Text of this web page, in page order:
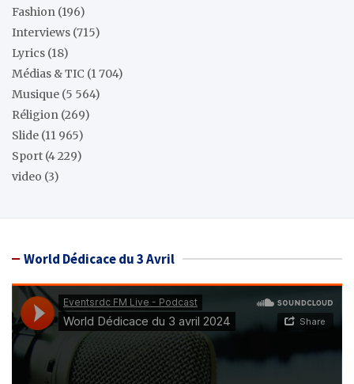
Fashion (196)
Interviews (715)
Lyrics (18)
Médias & TIC (1 704)
Musique (5 564)
Réligion (269)
Slide (11 965)
Sport (4 229)
video (3)
World Dédicace du 3 Avril